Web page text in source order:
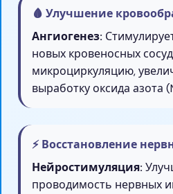
🩸 Улучшение
Ангиогенез:
новых кровеносных
микроциркуляцию,
выработку оксида азота
⚡ Восстановление
Нейростимуляция:
проводимость нервных